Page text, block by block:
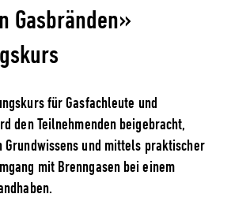
Gasbränden»
für Gasfachleute und
den Teilnehmenden beigebracht,
Grundwissens und mittels praktischer
mit Brenngasen bei einem